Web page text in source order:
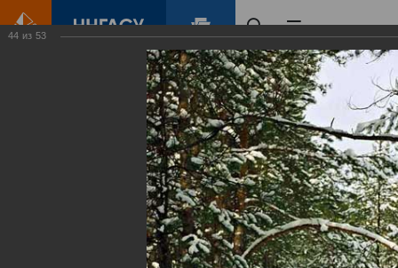
Зеленый Город
Виртуальные
выставки
(фотоальбомы)
44 из 53